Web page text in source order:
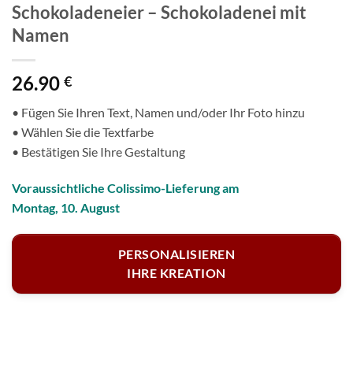
Schokoladeneier – Schokoladenei mit
Namen
26.90 €
• Fügen Sie Ihren Text, Namen und/oder Ihr Foto hinzu
• Wählen Sie die Textfarbe
• Bestätigen Sie Ihre Gestaltung
Voraussichtliche Colissimo-Lieferung am
Montag, 10. August
PERSONALISIEREN
IHRE KREATION